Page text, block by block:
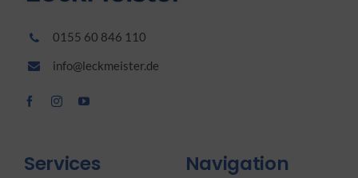
0155 60 846 110
info@leckmeister.de
Services Navigation